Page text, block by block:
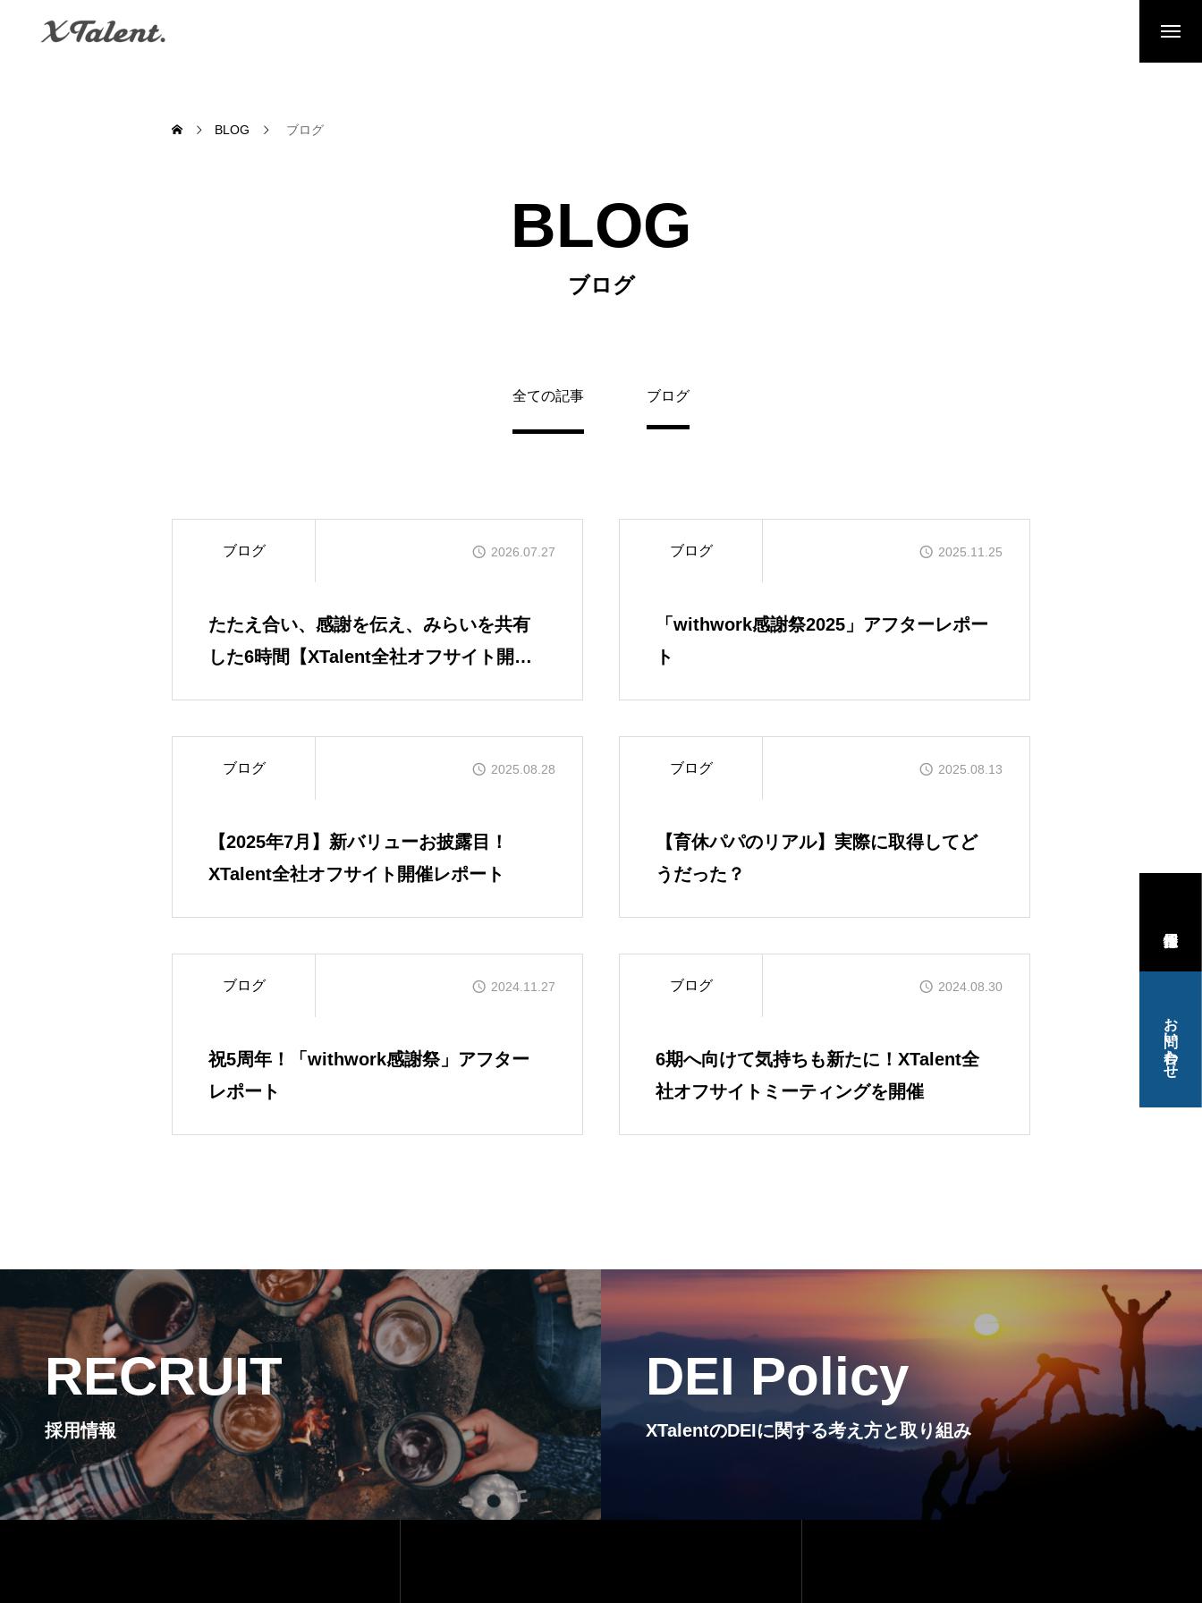
MESSAGE
Service
サービス紹介
CROSS TALK
インタビュー / 座談会
COMPANY
会社概要
お問い合わせ
BLOG ブログ
BLOG
ブログ
全ての記事 ブログ
ブログ 2026.07.27
たたえ合い、感謝を伝え、みらいを共有
した6時間【XTalent全社オフサイト開催
ブログ 2025.11.25
「withwork感謝祭2025」アフターレポー
ト
ブログ 2025.08.28
【2025年7月】新バリューお披露目！
XTalent全社オフサイト開催レポート
ブログ 2025.08.13
【育休パパのリアル】実際に取得してど
うだった？
ブログ 2024.11.27
祝5周年！「withwork感謝祭」アフター
レポート
ブログ 2024.08.30
6期へ向けて気持ちも新たに！XTalent全
社オフサイトミーティングを開催
RECRUIT
採用情報
DEI Policy
XTalentのDEIに関する考え方と取り組み